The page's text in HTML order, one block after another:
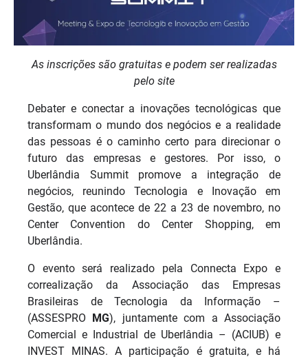
As inscrições são gratuitas e podem ser realizadas
pelo site
Debater e conectar a inovações tecnológicas que
transformam o mundo dos negócios e a realidade
das pessoas é o caminho certo para direcionar o
futuro das empresas e gestores. Por isso, o
Uberlândia Summit promove a integração de
negócios, reunindo Tecnologia e Inovação em
Gestão, que acontece de 22 a 23 de novembro, no
Center Convention do Center Shopping, em
Uberlândia.
O evento será realizado pela Connecta Expo e
correalização da Associação das Empresas
Brasileiras de Tecnologia da Informação –
(ASSESPRO
MG), juntamente com a Associação
Comercial e Industrial de Uberlândia – (ACIUB) e
INVEST MINAS. A participação é gratuita, e há